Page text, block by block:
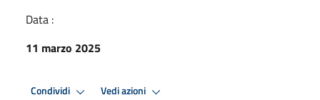
Data :
11 marzo 2025
Condividi Vedi azioni